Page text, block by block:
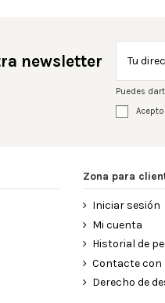
newsletter
Puedes
Zona para
Iniciar sesión
Mi cuenta
Historial de
Contacte
Derecho de